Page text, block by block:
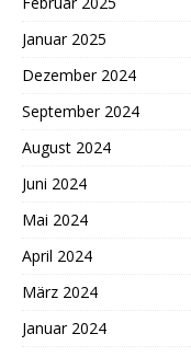
Januar 2025
Dezember 2024
September 2024
August 2024
Juni 2024
Mai 2024
April 2024
März 2024
Januar 2024